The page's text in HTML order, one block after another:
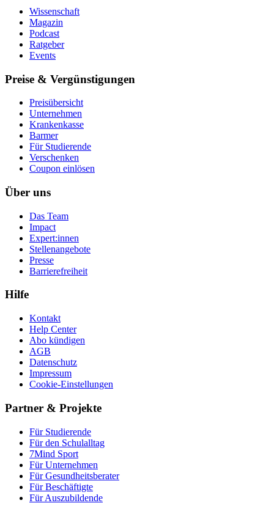
Wissenschaft
Magazin
Podcast
Ratgeber
Events
Preise & Vergünstigungen
Preisübersicht
Unternehmen
Krankenkasse
Barmer
Für Studierende
Ver­schen­ken
Coupon einlösen
Über uns
Das Team
Impact
Expert:innen
Stellenangebote
Presse
Barrierefreiheit
Hilfe
Kontakt
Help Center
Abo kündigen
AGB
Datenschutz
Impressum
Cookie-Einstellungen
Partner & Projekte
Für Stu­die­rende
Für den Schulalltag
7Mind Sport
Für Unter­neh­men
Für Gesund­heits­be­ra­ter
Für Beschäftigte
Für Auszubildende